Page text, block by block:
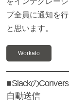
プ全員に通知を
と思います。
Workato
■Slackの
自動送信